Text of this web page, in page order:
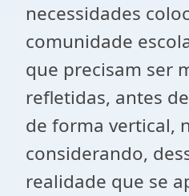
necessidades
comunidade
que precisam ser
refletidas, antes
de forma vertical,
considerando,
realidade que se